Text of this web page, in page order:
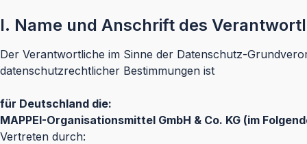
I. Name und Anschrift des
Der Verantwortliche im Sinne der Datenschutz-
datenschutzrechtlicher Bestimmungen ist
für Deutschland die:
MAPPEI-Organisationsmittel GmbH & Co. KG (im
Vertreten durch: